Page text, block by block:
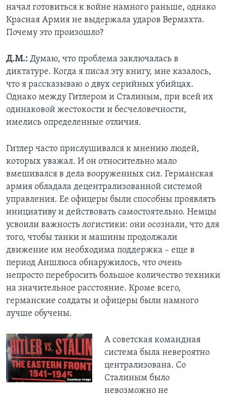
начал готовиться к войне намного раньше, однако
Красная Армия не выдержала ударов Вермахта.
Почему это произошло?
Д.М.: Думаю, что проблема заключалась в
диктатуре. Когда я писал эту книгу, мне казалось,
что я рассказываю о двух серийных убийцах.
Однако между Гитлером и Сталиным, при всей их
одинаковой жестокости и бесчеловечности,
имелись определенные отличия.
Гитлер часто прислушивался к мнению людей,
которых уважал. И он относительно мало
вмешивался в дела вооруженных сил. Германская
армия обладала децентрализованной системой
управления. Ее офицеры были способны проявлять
инициативу и действовать самостоятельно. Немцы
усвоили важность логистики: они осознали, что для
того, чтобы танки и машины продолжали
движение им необходима поддержка – еще в
период Аншлюса обнаружилось, что очень
непросто перебросить большое количество техники
на значительное расстояние. Кроме всего,
германские солдаты и офицеры были намного
лучше обучены.
А советская командная
система была невероятно
централизована. Со
Сталиным было
невозможно не